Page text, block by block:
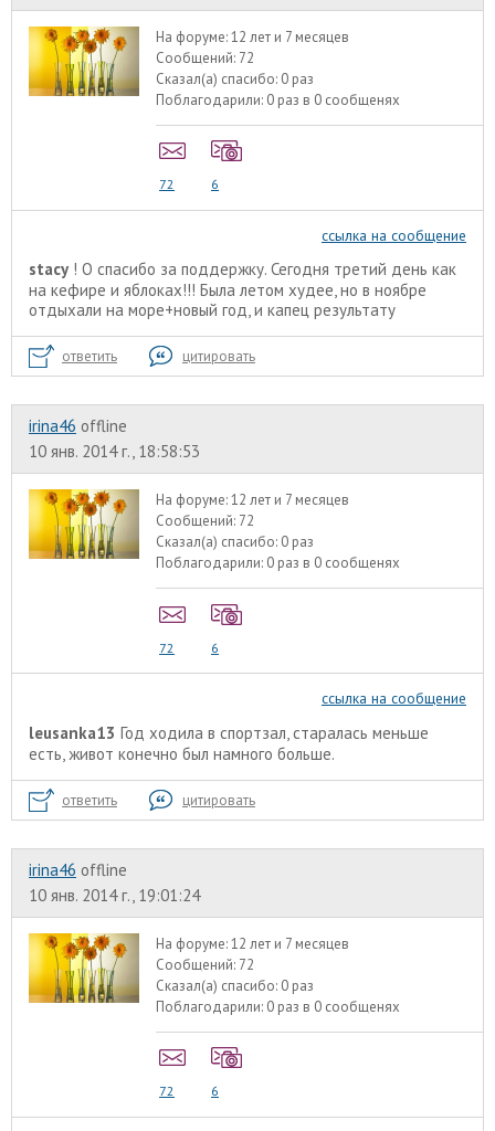
На форуме:12 лет и 7 месяцев
Сообщений: 72
Сказал(а) спасибо: 0 раз
Поблагодарили: 0 раз в 0 сообщенях
72 6
ссылка на сообщение
stacy ! О спасибо за поддержку. Сегодня третий день как
на кефире и яблоках!!! Была летом худее, но в ноябре
отдыхали на море+новый год, и капец результату
ответить цитировать
irina46 offline
10 янв. 2014 г., 18:58:53
На форуме:12 лет и 7 месяцев
Сообщений: 72
Сказал(а) спасибо: 0 раз
Поблагодарили: 0 раз в 0 сообщенях
72 6
ссылка на сообщение
leusanka13 Год ходила в спортзал, старалась меньше
есть, живот конечно был намного больше.
ответить цитировать
irina46 offline
10 янв. 2014 г., 19:01:24
На форуме:12 лет и 7 месяцев
Сообщений: 72
Сказал(а) спасибо: 0 раз
Поблагодарили: 0 раз в 0 сообщенях
72 6